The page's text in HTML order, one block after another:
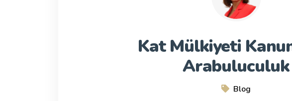
Kat Mülkiyeti
Arabuluculuk
Blog